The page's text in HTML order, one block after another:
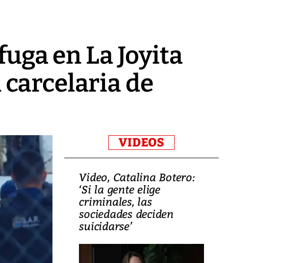
en La Joyita
carcelaria de
VIDEOS
Video, Catalina Botero:
‘Si la gente elige
criminales, las
sociedades deciden
suicidarse’